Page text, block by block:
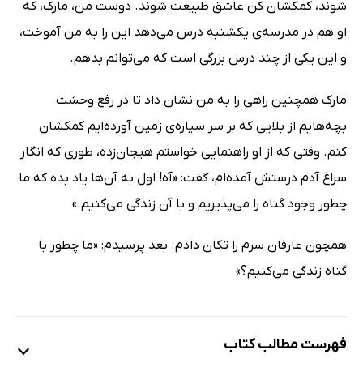
شوند، کمکشان کن عاشق طبیعت شوند. دوست من، مارک، که
او هم در مدرسه‌ی یکشنبه درس می‌دهد این را به من آموخت،
و این یکی از چند درس بزرگی است که می‌توانم بدهم.
مارک همچنین راهی را به من نشان داد تا در رفع وحشت
بچه‌هایم از بلایی که بر سر سیاره‌ی زمین آورده‌ایم کمکشان
کنم. وقتی که از او راهنمایی خواستم هیجان‌زده، طوری که انگار
سراغ آدم درستش آمده‌ام، گفت: «آه! اول به آن‌ها یاد بده که ما
چطور وجود گناه را می‌پذیریم و با آن زندگی می‌کنیم.»
همچون عارفان سرم را تکان دادم. بعد پرسیدم: «ما چطور با
گناه زندگی می‌کنیم؟»
فهرست مطالب کتاب